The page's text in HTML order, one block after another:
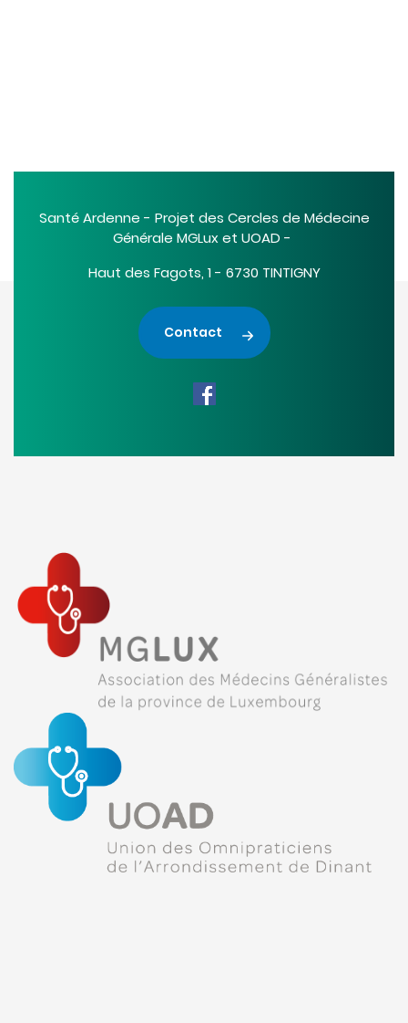
Santé Ardenne - Projet des Cercles de Médecine
Générale MGLux et UOAD -
Haut des Fagots, 1 - 6730 TINTIGNY
Contact